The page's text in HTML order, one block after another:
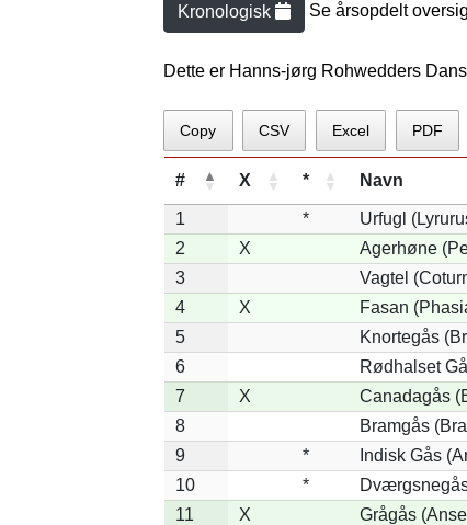
Kronologisk Se årsopdelt
Dette er Hanns-jørg Rohwedders
Copy CSV Excel PDF
# X * Navn
1 *
Urfugl
2
X
Agerhøne
3
Vagtel
4
X
Fasan
5
Knortegås
6
Rødhalset
7
X Canadagås
8
Bramgås
9
*
Indisk Gås
10
*
11
X Grågås